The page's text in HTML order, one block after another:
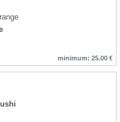
minimum: 25.00 €